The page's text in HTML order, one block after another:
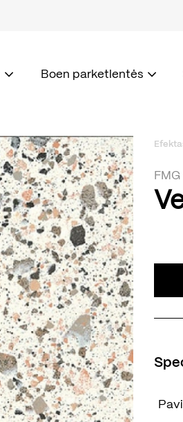
Boen parketlentės